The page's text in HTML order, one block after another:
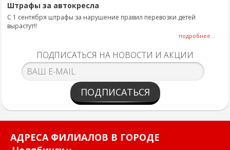
Штрафы за автокресла
С 1 сентября штрафы за нарушение правил перевозки детей
вырастут!!
подробнее...
ПОДПИСАТЬСЯ НА НОВОСТИ И АКЦИИ
ПОДПИСАТЬСЯ
АДРЕСА ФИЛИАЛОВ В ГОРОДЕ